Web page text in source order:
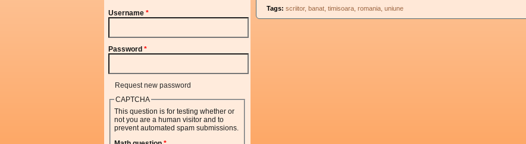
Username *
Password *
Request new password
CAPTCHA
This question is for testing whether or
not you are a human visitor and to
prevent automated spam submissions.
Tags: scriitor banat timisoara romania uniune